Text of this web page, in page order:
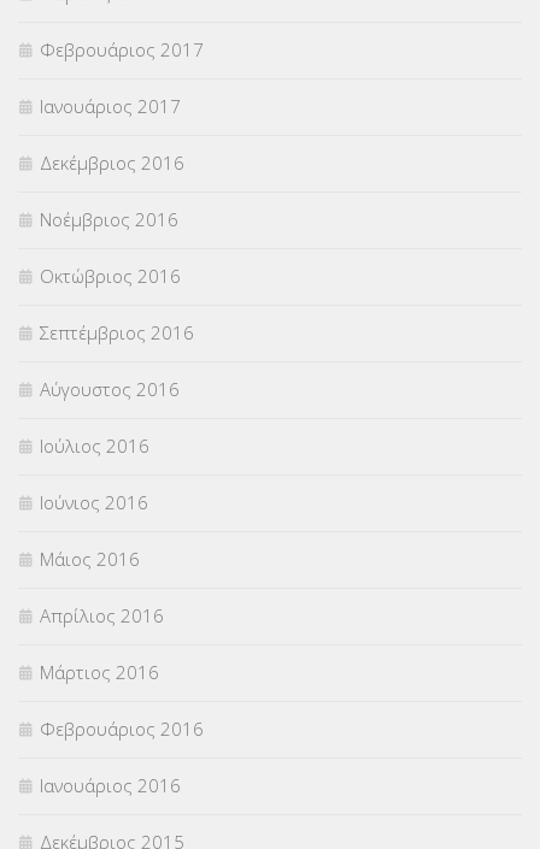
Φεβρουάριος 2017
Ιανουάριος 2017
Δεκέμβριος 2016
Νοέμβριος 2016
Οκτώβριος 2016
Σεπτέμβριος 2016
Αύγουστος 2016
Ιούλιος 2016
Ιούνιος 2016
Μάιος 2016
Απρίλιος 2016
Μάρτιος 2016
Φεβρουάριος 2016
Ιανουάριος 2016
Δεκέμβριος 2015